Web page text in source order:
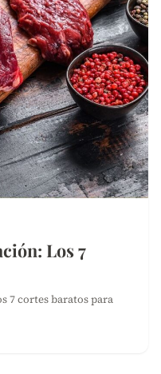
Los 7
7 cortes baratos para